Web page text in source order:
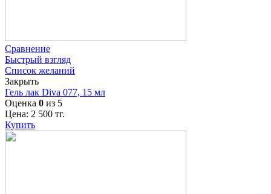
Сравнение
Быстрый взгляд
Список желаний
Закрыть
Гель лак Diva 077, 15 мл
Оценка 0 из 5
Цена: 2 500 тг.
Купить